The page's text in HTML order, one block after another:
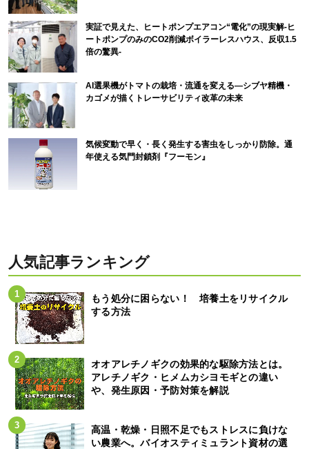
実証で見えた、ヒートポンプエアコン“電化”の現実解-ヒ
ートポンプのみのCO2削減ボイラーレスハウス、反収1.5
倍の驚異-
AI選果機がトマトの栽培・流通を変える―シブヤ精機・
カゴメが描くトレーサビリティ改革の未来
気候変動で早く・長く発生する害虫をしっかり防除。通
年使える気門封鎖剤『フーモン』
人気記事ランキング
もう処分に困らない！ 培養土をリサイクル
する方法
オオアレチノギクの効果的な駆除方法とは。
アレチノギク・ヒメムカシヨモギとの違い
や、発生原因・予防対策を解説
高温・乾燥・日照不足でもストレスに負けな
い農業へ。バイオスティミュラント資材の選